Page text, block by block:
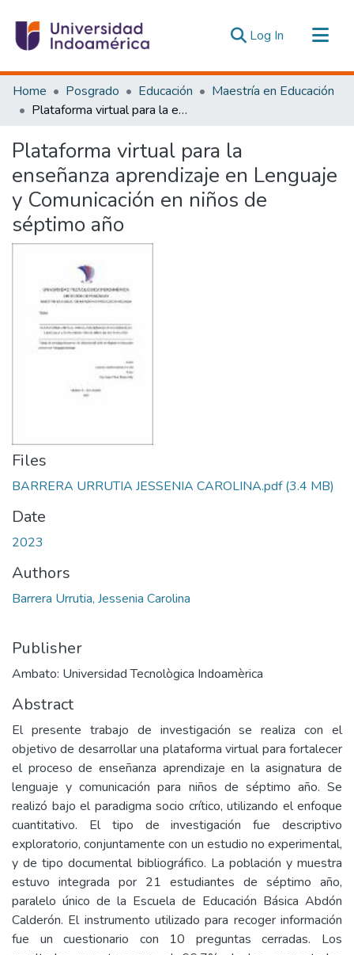
Log In (current)
Communities & Collections
All of DSpace
Estadísticas Externas
Home Posgrado Educación
Maestría en Educación
Plataforma virtual para la enseñanza aprendizaje en Lenguaje y Comunicación en niños de séptimo año
Plataforma virtual para la
enseñanza aprendizaje en Lenguaje
y Comunicación en niños de
séptimo año
Files
BARRERA URRUTIA JESSENIA CAROLINA.pdf(3.4 MB)
Date
2023
Authors
Barrera Urrutia, Jessenia Carolina
Publisher
Ambato: Universidad Tecnològica Indoamèrica
Abstract
El presente trabajo de investigación se realiza con el
objetivo de desarrollar una plataforma virtual para fortalecer
el proceso de enseñanza aprendizaje en la asignatura de
lenguaje y comunicación para niños de séptimo año. Se
realizó bajo el paradigma socio crítico, utilizando el enfoque
cuantitativo. El tipo de investigación fue descriptivo
exploratorio, conjuntamente con un estudio no experimental,
y de tipo documental bibliográfico. La población y muestra
estuvo integrada por 21 estudiantes de séptimo año,
paralelo único de la Escuela de Educación Básica Abdón
Calderón. El instrumento utilizado para recoger información
fue un cuestionario con 10 preguntas cerradas. Los